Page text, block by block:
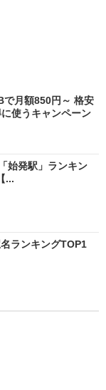
で月額850円～ 格安
使うキャンペーン
始発駅」ランキン
...
ランキングTOP1